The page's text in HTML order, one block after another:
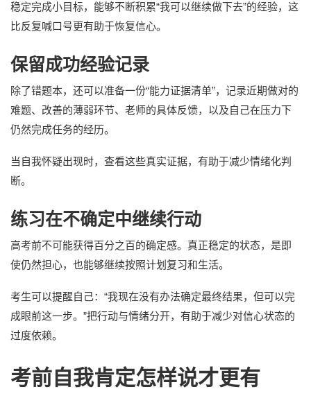
稳定完成小目标，能够不断积累“我可以继续做下去”的经验，这
比反复喊口号更有助于恢复信心。
保留成功经验记录
除了错题本，还可以准备一份“能力证据清单”，记录近期做对的
难题、改善的薄弱环节、老师的具体反馈，以及自己在压力下
仍然完成任务的经历。
当自我怀疑出现时，查看这些真实证据，有助于减少情绪化判
断。
练习在不确定中继续行动
高考前不可能获得百分之百的确定感。真正稳定的状态，是即
使仍然担心，也能够继续按照计划复习和生活。
考生可以提醒自己：“我现在没有办法确定最终结果，但可以完
成眼前这一步。”把行动与情绪分开，有助于减少对信心状态的
过度依赖。
考前自我肯定怎样说才更有